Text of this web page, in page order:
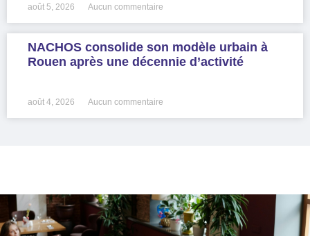
août 5, 2026 Aucun commentaire
NACHOS consolide son modèle urbain à
Rouen après une décennie d’activité
août 4, 2026 Aucun commentaire